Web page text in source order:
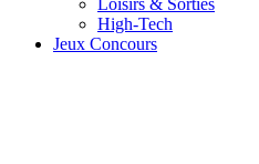
Loisirs & Sorties
High-Tech
Jeux Concours